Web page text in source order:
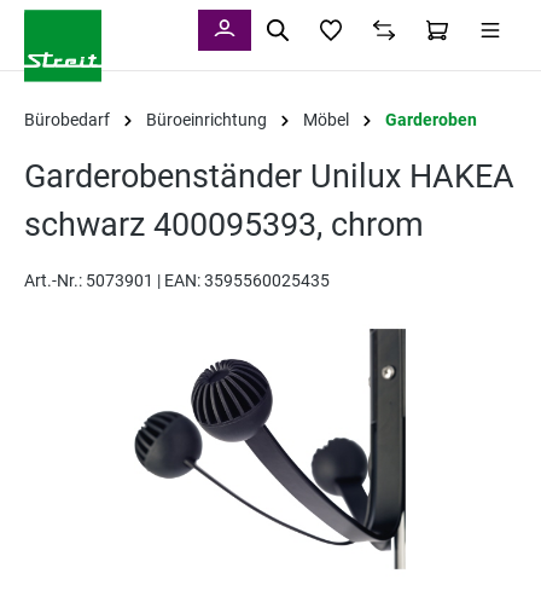
Bürobedarf Büroeinrichtung Möbel Garderoben
Garderobenständer Unilux HAKEA
schwarz 400095393, chrom
Art.-Nr.: 5073901 | EAN: 3595560025435